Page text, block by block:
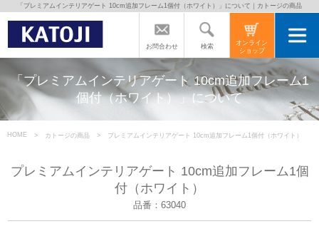
トップページ
カトージの商品
商品をご愛用の方へ
よくあるご質問
お問合わせ 検索
オンライン
ショップ
「プレミアムインテリアゲート 10cm追加フレーム1個付（ホワイト）」について｜カトージの商品
「プレミアムインテリアゲート 10cm追加フレーム1
個付（ホワイト）」について
HOME カトージの商品 プレミアムインテリアゲート 10cm追加フレーム1個付（ホワイト）
プレミアムインテリアゲート 10cm追加フレーム1個
付（ホワイト）
品番：63040